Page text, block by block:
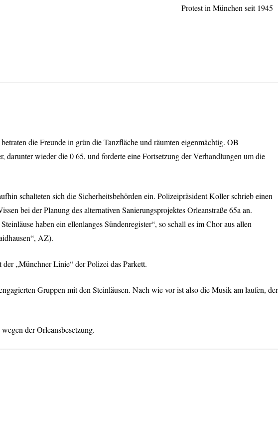
Protest in München seit 1945
die Freunde in grün die Tanzfläche und räumten eigenmächtig. OB
wieder die 0 65, und forderte eine Fortsetzung der Verhandlungen um die
schalteten sich die Sicherheitsbehörden ein. Polizeipräsident Koller schrieb einen
bei der Planung des alternativen Sanierungsprojektes Orleanstraße 65a an.
haben ein ellenlanges Sündenregister“, so schall es im Chor aus allen
AZ).
„Münchner Linie“ der Polizei das Parkett.
Gruppen mit den Steinläusen. Nach wie vor ist also die Musik am laufen, der
der Orleansbesetzung.